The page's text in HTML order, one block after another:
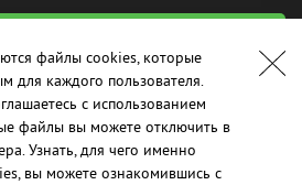
Все права защищены.
файлы cookies, которые
для каждого пользователя.
с использованием
файлы вы можете отключить в
Узнать, для чего именно
вы можете ознакомившись с